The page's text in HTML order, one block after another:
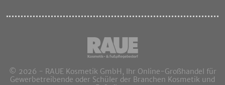
© 2026 - RAUE Kosmetik GmbH, Ihr Online-Großhandel für
Gewerbetreibende oder Schüler der Branchen Kosmetik und